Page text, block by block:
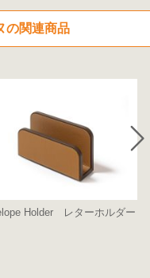
関連商品
Holder レターホルダー